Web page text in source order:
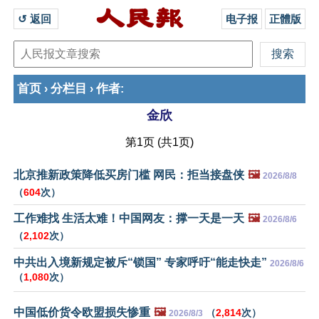
↺ 返回 电子报 正體版
首页 › 分栏目 › 作者:
金欣
第1页 (共1页)
北京推新政策降低买房门槛 网民：拒当接盘侠 🖼️ 2026/8/8
（604次）
工作难找 生活太难！中国网友：撑一天是一天 🖼️ 2026/8/6
（2,102次）
中共出入境新规定被斥“锁国” 专家呼吁“能走快走” 2026/8/6
（1,080次）
中国低价货令欧盟损失惨重 🖼️ 2026/8/3 （2,814次）